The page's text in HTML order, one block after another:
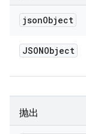
jsonObject
JSONObject
抛出